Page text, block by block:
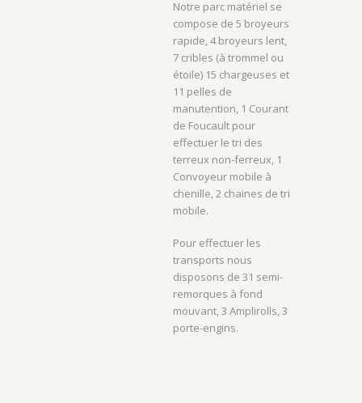
Notre parc matériel se
compose de 5 broyeurs
rapide, 4 broyeurs lent,
7 cribles (à trommel ou
étoile) 15 chargeuses et
11 pelles de
manutention, 1 Courant
de Foucault pour
effectuer le tri des
terreux non-ferreux, 1
Convoyeur mobile à
chenille, 2 chaines de tri
mobile.
Pour effectuer les
transports nous
disposons de 31 semi-
remorques à fond
mouvant, 3 Amplirolls, 3
porte-engins.